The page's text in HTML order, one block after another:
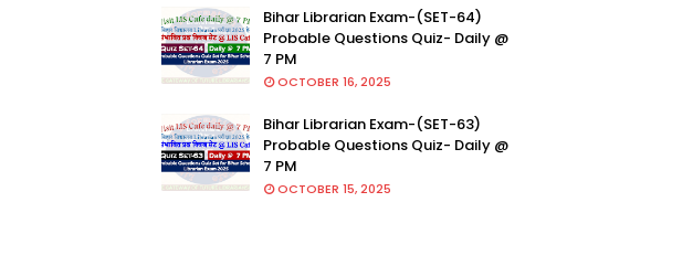
Bihar Librarian Exam-(SET-64)
Probable Questions Quiz- Daily @
7 PM
OCTOBER 16, 2025
Bihar Librarian Exam-(SET-63)
Probable Questions Quiz- Daily @
7 PM
OCTOBER 15, 2025